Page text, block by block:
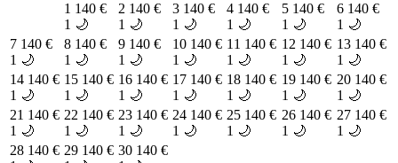
1 140 €
1 🌙
2 140 €
1 🌙
3 140 €
1 🌙
4 140 €
1 🌙
5 140 €
1 🌙
6 140 €
1 🌙
7 140 €
1 🌙
8 140 €
1 🌙
9 140 €
1 🌙
10 140 €
1 🌙
11 140 €
1 🌙
12 140 €
1 🌙
13 140 €
1 🌙
14 140 €
1 🌙
15 140 €
1 🌙
16 140 €
1 🌙
17 140 €
1 🌙
18 140 €
1 🌙
19 140 €
1 🌙
20 140 €
1 🌙
21 140 €
1 🌙
22 140 €
1 🌙
23 140 €
1 🌙
24 140 €
1 🌙
25 140 €
1 🌙
26 140 €
1 🌙
27 140 €
1 🌙
28 140 € 29 140 € 30 140 €